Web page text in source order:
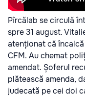
Pîrcălab se circulă
spre 31 august.
atenționat că
CFM. Au chemat
amendat. Șoferul
plătească amenda,
judecată pe cei doi